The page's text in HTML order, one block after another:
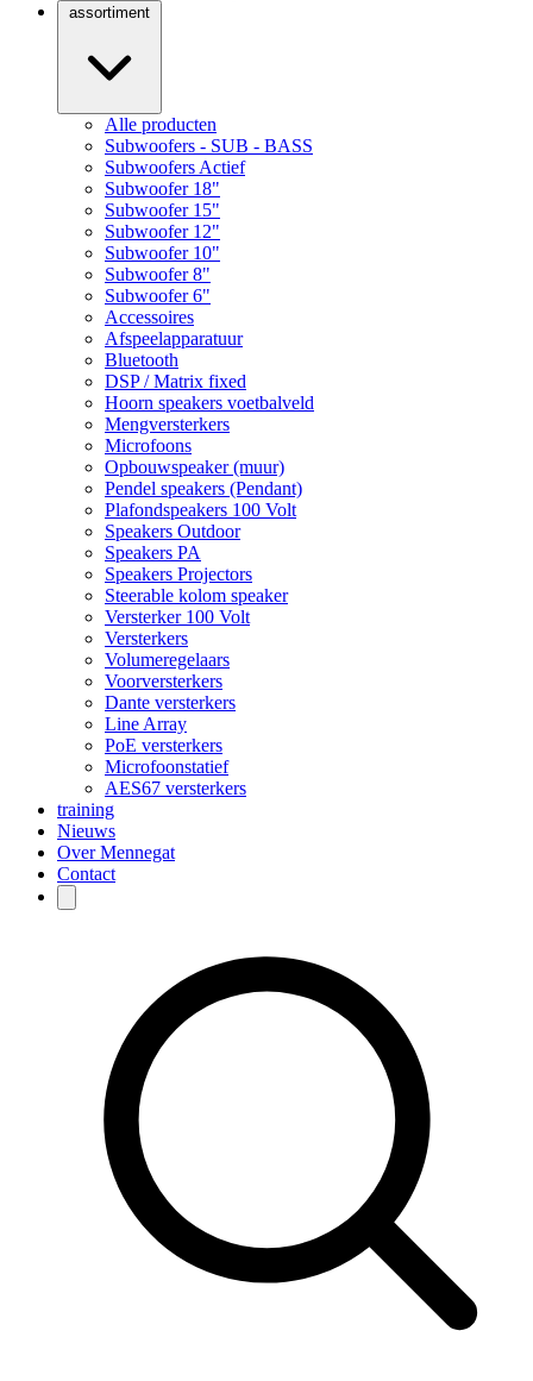
assortiment
Alle producten
Subwoofers - SUB - BASS
Subwoofers Actief
Subwoofer 18"
Subwoofer 15"
Subwoofer 12"
Subwoofer 10"
Subwoofer 8"
Subwoofer 6"
Accessoires
Afspeelapparatuur
Bluetooth
DSP / Matrix fixed
Hoorn speakers voetbalveld
Mengversterkers
Microfoons
Opbouwspeaker (muur)
Pendel speakers (Pendant)
Plafondspeakers 100 Volt
Speakers Outdoor
Speakers PA
Speakers Projectors
Steerable kolom speaker
Versterker 100 Volt
Versterkers
Volumeregelaars
Voorversterkers
Dante versterkers
Line Array
PoE versterkers
Microfoonstatief
AES67 versterkers
training
Nieuws
Over Mennegat
Contact